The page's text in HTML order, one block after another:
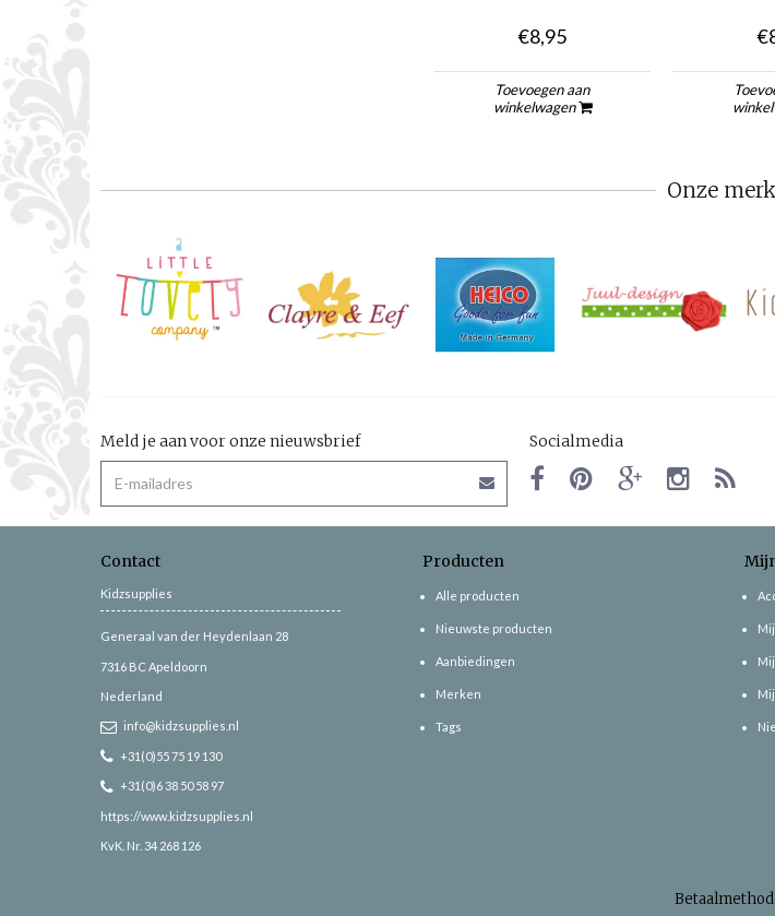
€8,95
Toevoegen aan
winkelwagen
Onze
Meld je aan voor onze nieuwsbrief Socialmedia
Contact
Kidzsupplies
Generaal van der Heydenlaan 28
7316 BC Apeldoorn
Nederland
info@kidzsupplies.nl
+31(0)55 75 19 130
+31(0)6 38 50 58 97
https://www.kidzsupplies.nl
KvK. Nr. 34 268 126
Producten
Alle producten
Nieuwste producten
Aanbiedingen
Merken
Tags